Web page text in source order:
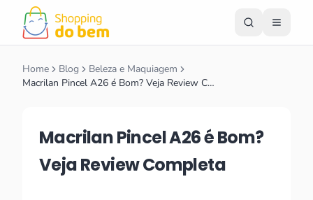
Home Blog
Beleza e Maquiagem
Macrilan Pincel A26 é Bom? Veja Review C…
Macrilan Pincel A26 é Bom?
Veja Review Completa